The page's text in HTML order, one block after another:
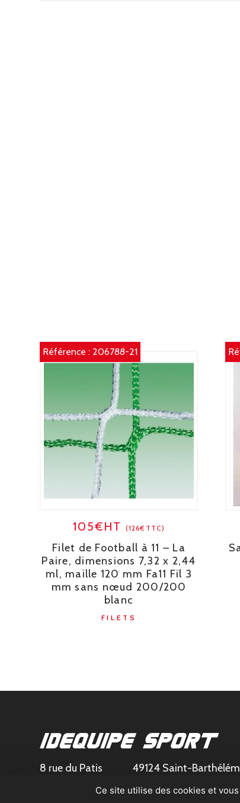
Référence : 206788-21
105€HT (126€TTC)
Filet de Football à 11 – La
Paire, dimensions 7,32 x 2,44
ml, maille 120 mm Fa11 Fil 3
mm sans nœud 200/200
blanc
FILETS
8 rue du Patis
49124 Saint-
Ce site utilise des cookies et